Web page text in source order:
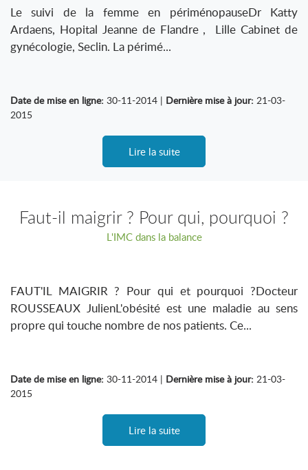
Le suivi de la femme en périménopauseDr Katty
Ardaens, Hopital Jeanne de Flandre , Lille Cabinet de
gynécologie, Seclin. La périmé...
Date de mise en ligne: 30-11-2014 | Dernière mise à jour: 21-03-
2015
Lire la suite
Faut-il maigrir ? Pour qui, pourquoi ?
L'IMC dans la balance
FAUT'IL MAIGRIR ? Pour qui et pourquoi ?Docteur
ROUSSEAUX JulienL'obésité est une maladie au sens
propre qui touche nombre de nos patients. Ce...
Date de mise en ligne: 30-11-2014 | Dernière mise à jour: 21-03-
2015
Lire la suite